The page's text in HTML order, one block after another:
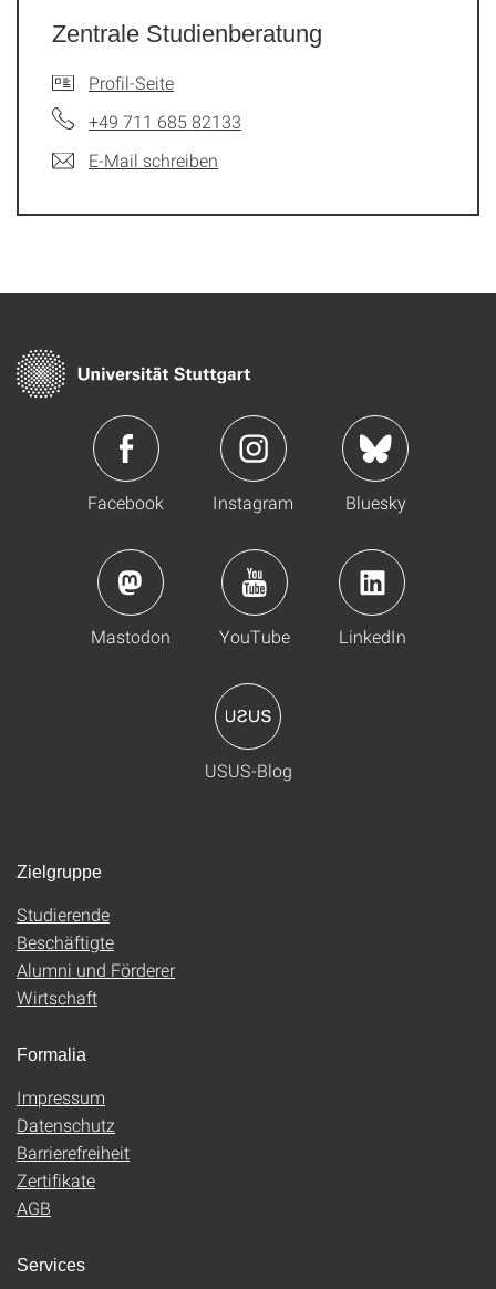
Zentrale Studienberatung
Profil-Seite
+49 711 685 82133
E-Mail schreiben
Facebook Instagram Bluesky
Mastodon YouTube LinkedIn
USUS-Blog
Zielgruppe
Studierende
Beschäftigte
Alumni und Förderer
Wirtschaft
Formalia
Impressum
Datenschutz
Barrierefreiheit
Zertifikate
AGB
Services